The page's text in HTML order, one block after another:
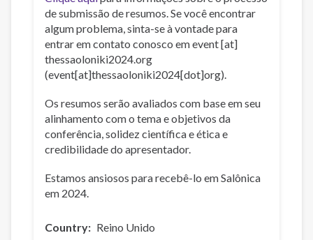
de submissão de resumos. Se você encontrar
algum problema, sinta-se à vontade para
entrar em contato conosco emevent[at]
thessaoloniki2024org
(event[at]thessaoloniki2024[dot]org)
Os resumos serão avaliados com base em seu
alinhamento com o tema e objetivos da
conferência, solidez científica e ética e
credibilidade do apresentador.
Estamos ansiosos para recebê-lo em Salônica
em 2024.
Country Reino Unido